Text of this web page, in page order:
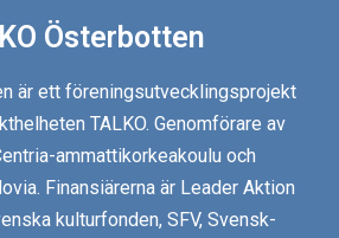
Österbotten
är ett föreningsutvecklingsprojekt
TALKO. Genomförare av
ammattikorkeakoulu och
Finansiärerna är Leader Aktion
kulturfonden, SFV, Svensk-